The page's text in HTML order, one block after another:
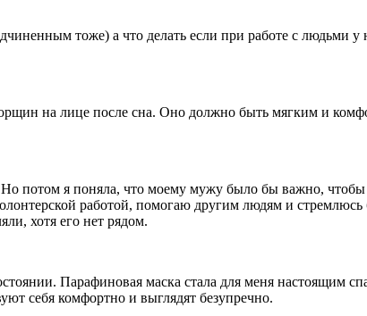
тоже) а что делать если при работе с людьми
на лице после сна. Оно должно быть мягким и
Но потом я поняла, что моему мужу было бы важно,
работой, помогаю другим людям и стремлюсь
хотя его нет рядом.
Парафиновая маска стала для меня настоящим
себя комфортно и выглядят безупречно.